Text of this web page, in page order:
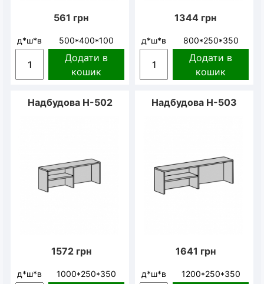
561 грн
д*ш*в 500*400*100
Додати в
кошик
1344 грн
д*ш*в 800*250*350
Додати в
кошик
Надбудова Н-502
1572 грн
д*ш*в 1000*250*350
Надбудова Н-503
1641 грн
д*ш*в 1200*250*350